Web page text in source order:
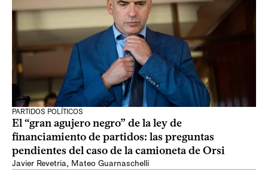
PARTIDOS POLÍTICOS
El “gran agujero negro” de la ley de
financiamiento de partidos: las preguntas
pendientes del caso de la camioneta de Orsi
Javier Revetria, Mateo Guarnaschelli